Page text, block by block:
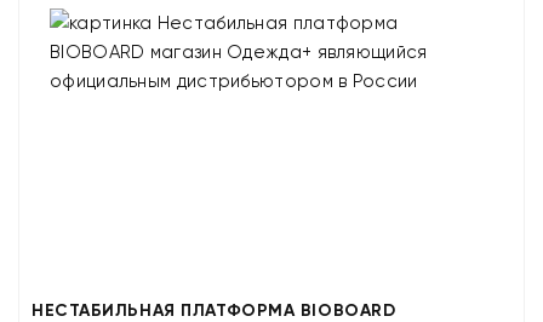
НЕСТАБИЛЬНАЯ ПЛАТФОРМА BIOBOARD